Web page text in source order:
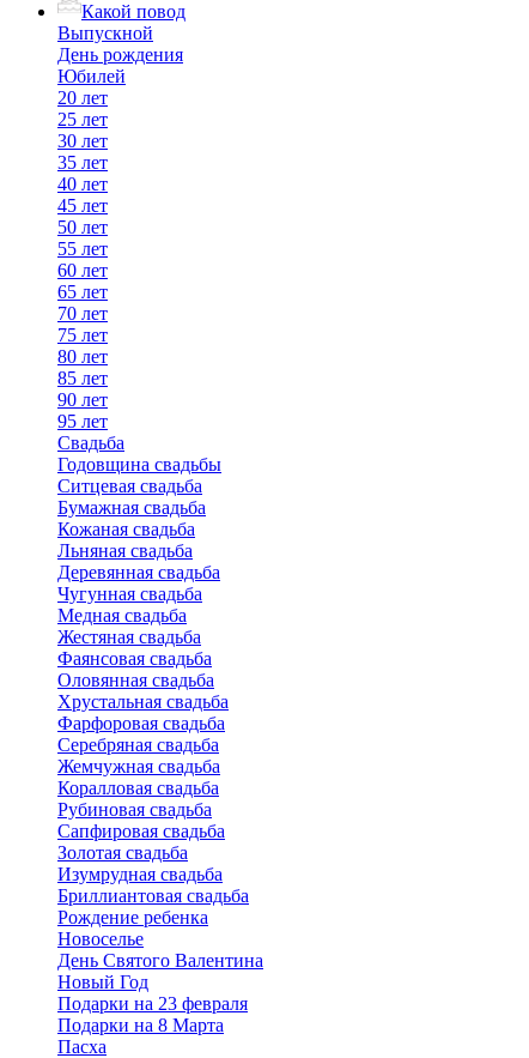
Какой повод
Выпускной
День рождения
Юбилей
20 лет
25 лет
30 лет
35 лет
40 лет
45 лет
50 лет
55 лет
60 лет
65 лет
70 лет
75 лет
80 лет
85 лет
90 лет
95 лет
Свадьба
Годовщина свадьбы
Ситцевая свадьба
Бумажная свадьба
Кожаная свадьба
Льняная свадьба
Деревянная свадьба
Чугунная свадьба
Медная свадьба
Жестяная свадьба
Фаянсовая свадьба
Оловянная свадьба
Хрустальная свадьба
Фарфоровая свадьба
Серебряная свадьба
Жемчужная свадьба
Коралловая свадьба
Рубиновая свадьба
Сапфировая свадьба
Золотая свадьба
Изумрудная свадьба
Бриллиантовая свадьба
Рождение ребенка
Новоселье
День Святого Валентина
Новый Год
Подарки на 23 февраля
Подарки на 8 Марта
Пасха